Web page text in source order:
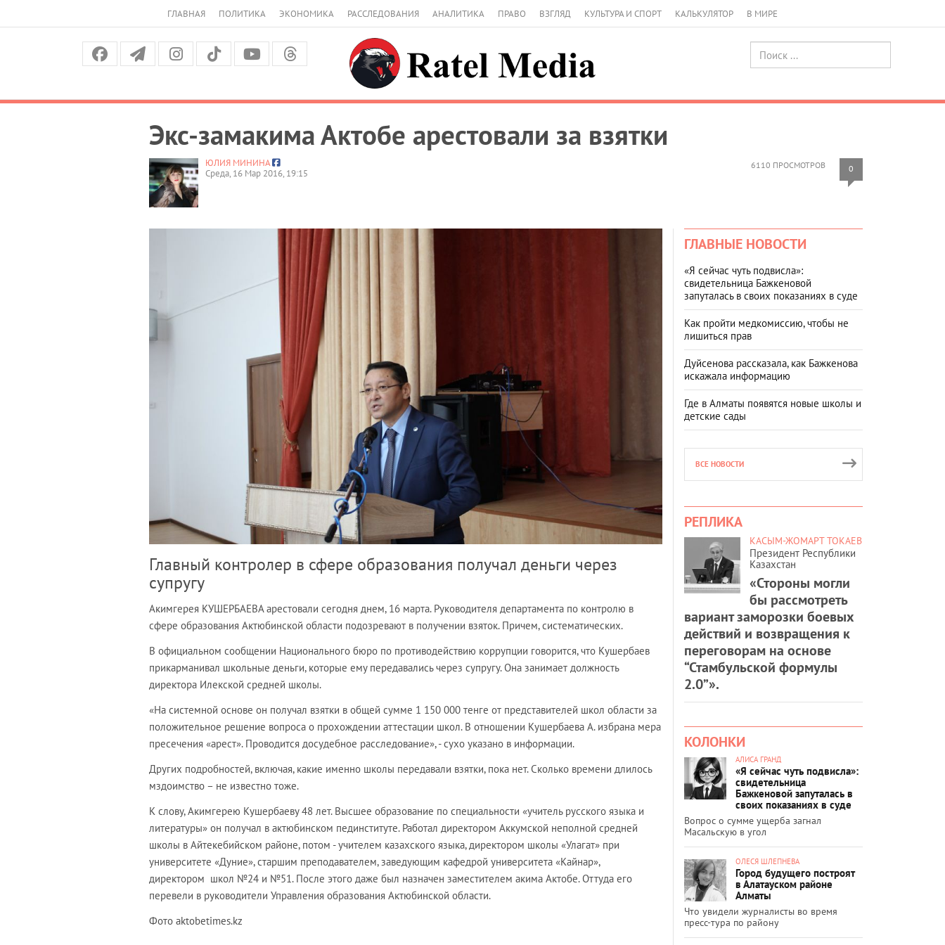
ГЛАВНАЯ ПОЛИТИКА ЭКОНОМИКА РАССЛЕДОВАНИЯ АНАЛИТИКА ПРАВО ВЗГЛЯД КУЛЬТУРА И СПОРТ КАЛЬКУЛЯТОР В МИРЕ
Экс-замакима Актобе арестовали за взятки
6110 ПРОСМОТРОВ 0
ЮЛИЯ МИНИНА
Среда, 16 Мар 2016, 19:15
Главный контролер в сфере образования получал деньги через
супругу
Акимгерея КУШЕРБАЕВА арестовали сегодня днем, 16 марта. Руководителя департамента по контролю в
сфере образования Актюбинской области подозревают в получении взяток. Причем, систематических.
В официальном сообщении Национального бюро по противодействию коррупции говорится, что Кушербаев
прикарманивал школьные деньги, которые ему передавались через супругу. Она занимает должность
директора Илекской средней школы.
«На системной основе он получал взятки в общей сумме 1 150 000 тенге от представителей школ области за
положительное решение вопроса о прохождении аттестации школ. В отношении Кушербаева А. избрана мера
пресечения «арест». Проводится досудебное расследование», - сухо указано в информации.
Других подробностей, включая, какие именно школы передавали взятки, пока нет. Сколько времени длилось
мздоимство – не известно тоже.
К слову, Акимгерею Кушербаеву 48 лет. Высшее образование по специальности «учитель русского языка и
литературы» он получал в актюбинском пединституте. Работал директором Аккумской неполной средней
школы в Айтекебийском районе, потом - учителем казахского языка, директором школы «Улагат» при
университете «Дуние», старшим преподавателем, заведующим кафедрой университета «Кайнар»,
директором школ №24 и №51. После этого даже был назначен заместителем акима Актобе. Оттуда его
перевели в руководители Управления образования Актюбинской области.
Фото aktobetimes.kz
ГЛАВНЫЕ НОВОСТИ
«Я сейчас чуть подвисла»:
свидетельница Бажкеновой
запуталась в своих показаниях в суде
Как пройти медкомиссию, чтобы не
лишиться прав
Дуйсенова рассказала, как Бажкенова
искажала информацию
Где в Алматы появятся новые школы и
детские сады
ВСЕ НОВОСТИ
РЕПЛИКА
КАСЫМ-ЖОМАРТ ТОКАЕВ
Президент Республики
Казахстан
«Стороны могли
бы рассмотреть
вариант заморозки боевых
действий и возвращения к
переговорам на основе
“Стамбульской формулы
2.0”».
КОЛОНКИ
АЛИСА ГРАНД
«Я сейчас чуть подвисла»:
свидетельница
Бажкеновой запуталась в
своих показаниях в суде
Вопрос о сумме ущерба загнал
Масальскую в угол
ОЛЕСЯ ШЛЕПНЕВА
Город будущего построят
в Алатауском районе
Алматы
Что увидели журналисты во время
пресс-тура по району